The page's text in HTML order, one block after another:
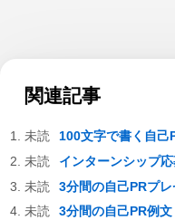
関連記事
100文字で書く自己
インターンシップ
3分間の自己PRプ
3分間の自己PR例文